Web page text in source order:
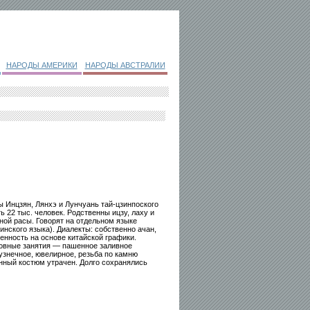
НАРОДЫ АМЕРИКИ НАРОДЫ АВСТРАЛИИ
Инцзян, Лянхэ и Лунчуань тай-цзинпоского
22 тыс. человек. Родственны ицзу, лаху и
расы. Говорят на отдельном языке
языка). Диалекты: собственно ачан,
на основе китайской графики.
занятия — пашенное заливное
ювелирное, резьба по камню
костюм утрачен. Долго сохранялись